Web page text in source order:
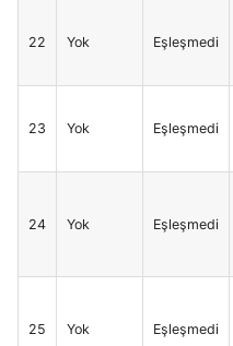
22 Yok Eşleşmedi
23 Yok Eşleşmedi
24 Yok Eşleşmedi
25 Yok Eşleşmedi